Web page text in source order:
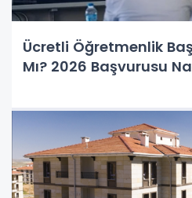
Ücretli Öğretmenlik
Mı? 2026 Başvurusu